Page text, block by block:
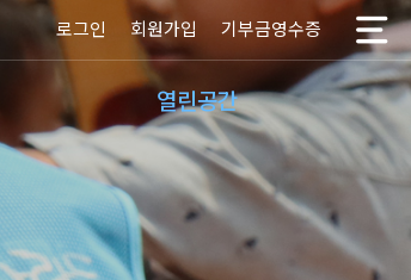
열린공간
로그인 회원가입 기부금영수증